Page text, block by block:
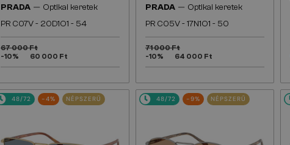
PRADA — Optikai keretek
PR C07V - 20D1O1 - 54
67 000 Ft
-10%
60 000 Ft
PRADA — Optikai keretek
PR C05V - 17N1O1 - 50
71 000 Ft
-10%
64 000 Ft
48/72 -4% NÉPSZERŰ 48/72 -9% NÉPSZERŰ